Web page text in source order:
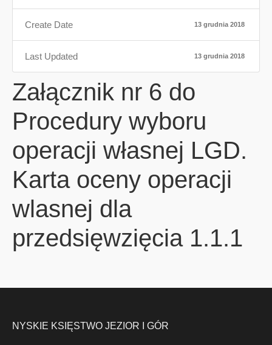
Create Date 13 grudnia 2018
Last Updated 13 grudnia 2018
Załącznik nr 6 do
Procedury wyboru
operacji własnej LGD.
Karta oceny operacji
wlasnej dla
przedsięwzięcia 1.1.1
NYSKIE KSIĘSTWO JEZIOR I GÓR